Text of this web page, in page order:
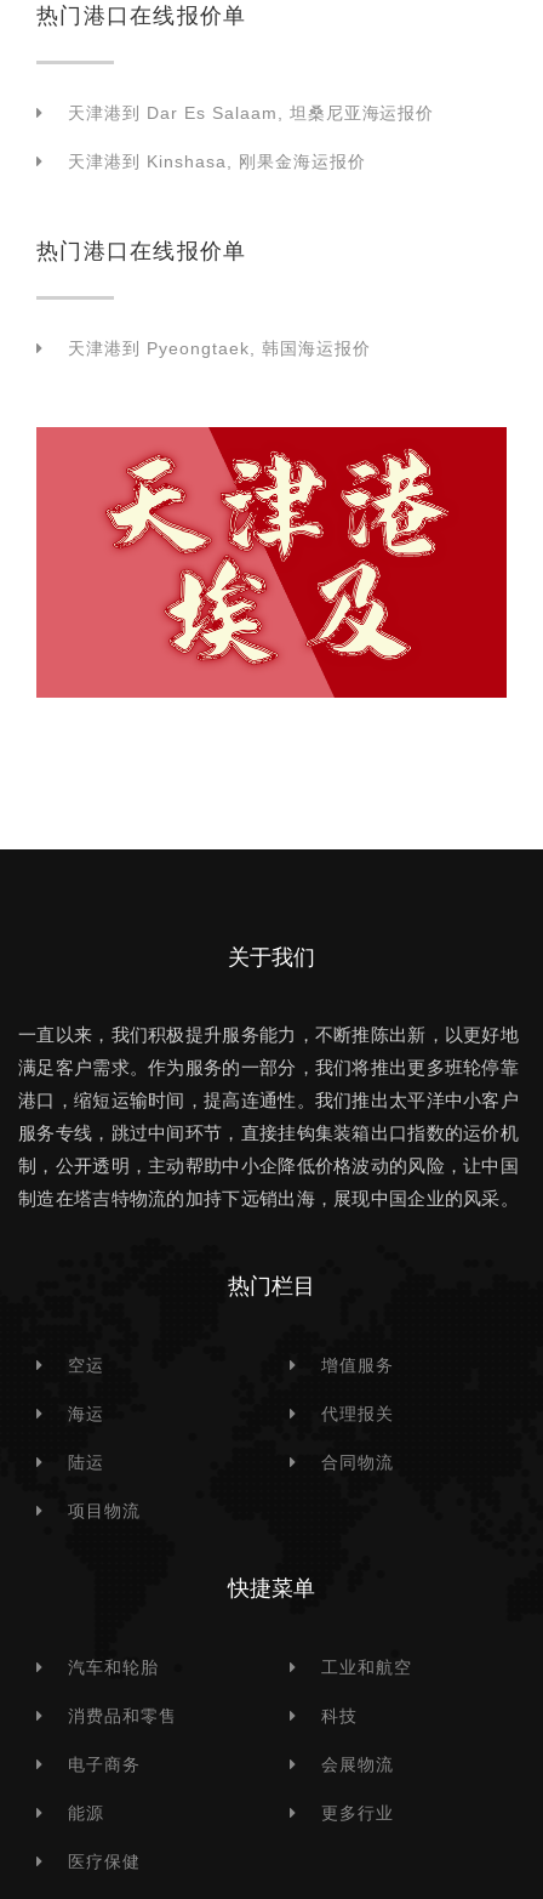
热门港口在线报价单
天津港到 Dar Es Salaam, 坦桑尼亚海运报价
天津港到 Kinshasa, 刚果金海运报价
热门港口在线报价单
天津港到 Pyeongtaek, 韩国海运报价
关于我们
一直以来，我们积极提升服务能力，不断推陈出新，以更好地
满足客户需求。作为服务的一部分，我们将推出更多班轮停靠
港口，缩短运输时间，提高连通性。我们推出太平洋中小客户
服务专线，跳过中间环节，直接挂钩集装箱出口指数的运价机
制，公开透明，主动帮助中小企降低价格波动的风险，让中国
制造在塔吉特物流的加持下远销出海，展现中国企业的风采。
热门栏目
空运
海运
陆运
项目物流
增值服务
代理报关
合同物流
快捷菜单
汽车和轮胎
消费品和零售
电子商务
能源
医疗保健
工业和航空
科技
会展物流
更多行业